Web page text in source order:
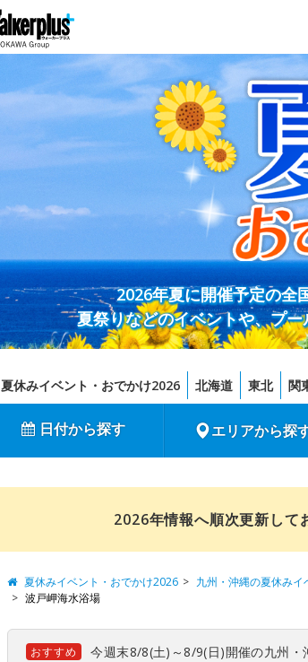
2026年夏に開催予定の全
夏祭りなどのイベントや、プ
夏休みイベント・おでかけ2026 北海道 東北 関
日付から探す エリアから探
2026年情報へ順次更新して
夏休みイベント・おでかけ2026 九州・沖縄の夏休みイ
波戸岬海水浴場
おすすめ 今週末8/8(土)～8/9(日)開催の九州・